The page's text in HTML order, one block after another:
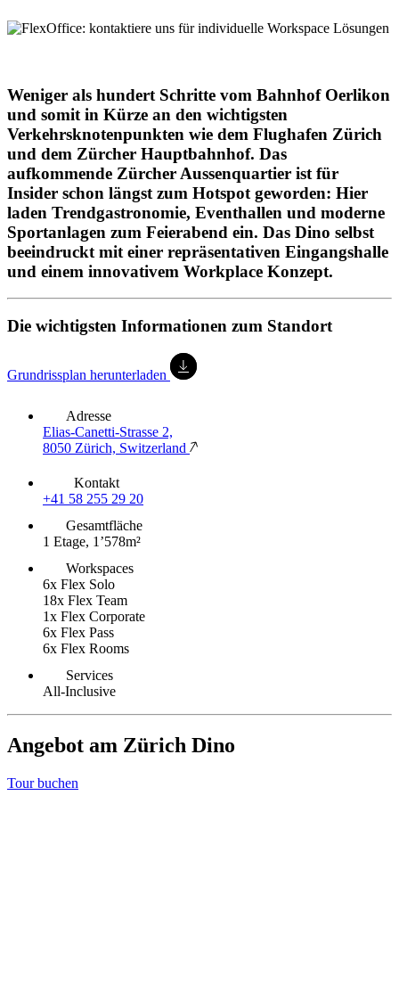
Weniger als hundert Schritte vom Bahnhof Oerlikon
und somit in Kürze an den wichtigsten
Verkehrsknotenpunkten wie dem Flughafen Zürich
und dem Zürcher Hauptbahnhof. Das
aufkommende Zürcher Aussenquartier ist für
Insider schon längst zum Hotspot geworden: Hier
laden Trendgastronomie, Eventhallen und moderne
Sportanlagen zum Feierabend ein. Das Dino selbst
beeindruckt mit einer repräsentativen Eingangshalle
und einem innovativem Workplace Konzept.
Die wichtigsten Informationen zum Standort
Grundrissplan herunterladen
Adresse
Elias-Canetti-Strasse 2,
8050 Zürich, Switzerland
Kontakt
+41 58 255 29 20
Gesamtfläche
1 Etage, 1’578m²
Workspaces
6x Flex Solo
18x Flex Team
1x Flex Corporate
6x Flex Pass
6x Flex Rooms
Services
All-Inclusive
Angebot am Zürich Dino
Tour buchen